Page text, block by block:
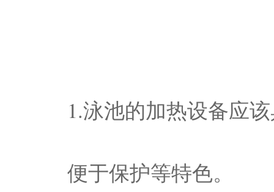
1.泳池的加热设备应
便于保护等特色。